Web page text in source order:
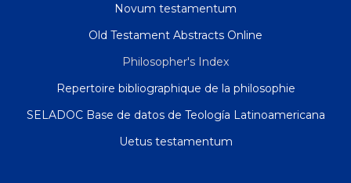
Novum testamentum
Old Testament Abstracts Online
Philosopher's Index
Repertoire bibliographique de la philosophie
SELADOC Base de datos de Teología Latinoamericana
Uetus testamentum